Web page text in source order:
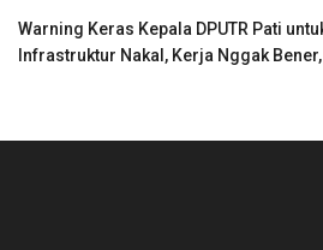
Warning Keras Kepala DPUTR Pati
Infrastruktur Nakal, Kerja Nggak